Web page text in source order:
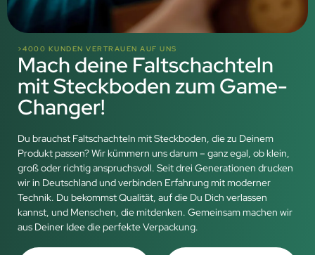
>4000 KUNDEN VERTRAUEN AUF UNS
Mach deine Faltschachteln
mit Steckboden zum Game-
Changer!
Du brauchst Faltschachteln mit Steckboden, die zu Deinem
Produkt passen? Wir kümmern uns darum – ganz egal, ob klein,
groß oder richtig anspruchsvoll. Seit drei Generationen drucken
wir in Deutschland und verbinden Erfahrung mit moderner
Technik. Du bekommst Qualität, auf die Du Dich verlassen
kannst, und Menschen, die mitdenken. Gemeinsam machen wir
aus Deiner Idee die perfekte Verpackung.